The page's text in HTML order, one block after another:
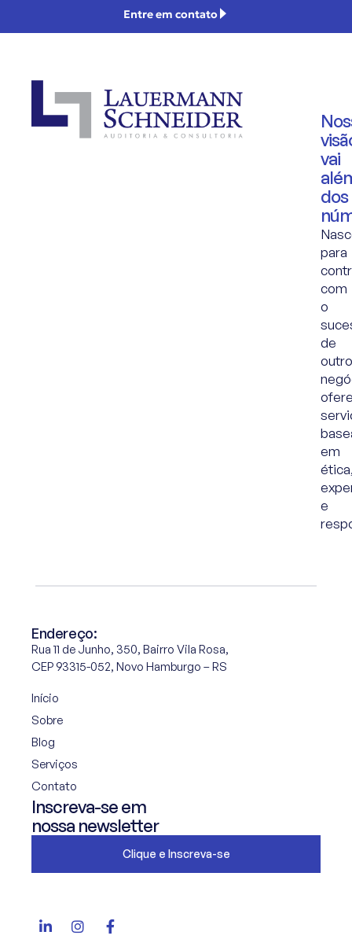
Entre em contato
vai
dos
para
com
o
de
em
e
Endereço:
Rua 11 de Junho, 350, Bairro Vila Rosa,
CEP 93315-052, Novo Hamburgo – RS
Início
Sobre
Blog
Serviços
Contato
Inscreva-se em
nossa newsletter
Clique e Inscreva-se